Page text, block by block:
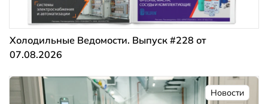
Холодильные Ведомости. Выпуск #228 от
07.08.2026
Новости